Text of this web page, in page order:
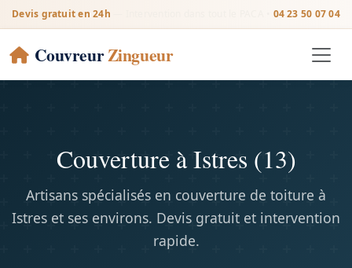
Devis gratuit en 24h 04 23 50 07 04
CouvreurZingueur
Couverture à Istres (13)
Artisans spécialisés en couverture de toiture à
Istres et ses environs. Devis gratuit et intervention
rapide.